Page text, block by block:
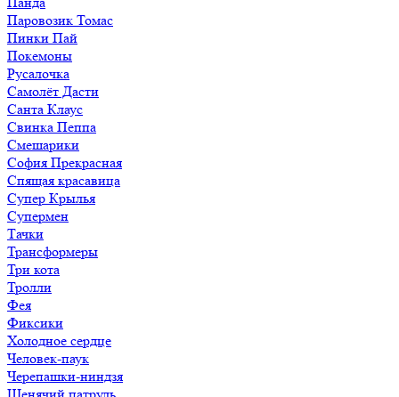
Паровозик Томас
Пинки Пай
Покемоны
Русалочка
Самолёт Дасти
Санта Клаус
Свинка Пеппа
Смешарики
София Прекрасная
Спящая красавица
Супер Крылья
Супермен
Тачки
Трансформеры
Три кота
Тролли
Фея
Фиксики
Холодное сердце
Человек-паук
Черепашки-ниндзя